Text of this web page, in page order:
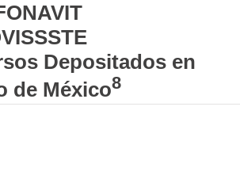
Depositados en
de México8